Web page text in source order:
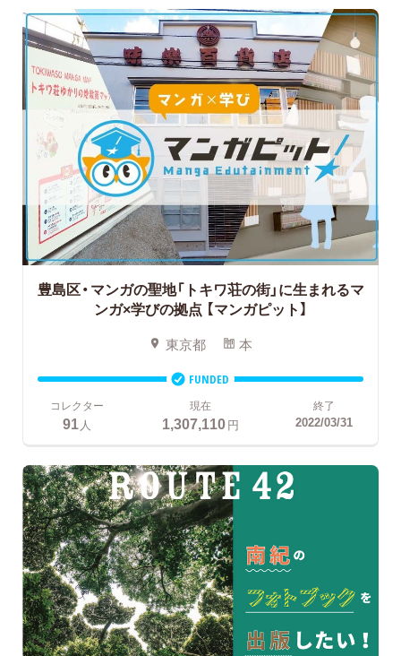
豊島区・マンガの聖地「トキワ荘の街」に生まれるマ
ンガ×学びの拠点 【マンガピット】
東京都 本
FUNDED
コレクター
91人
現在
1,307,110円
終了
2022/03/31